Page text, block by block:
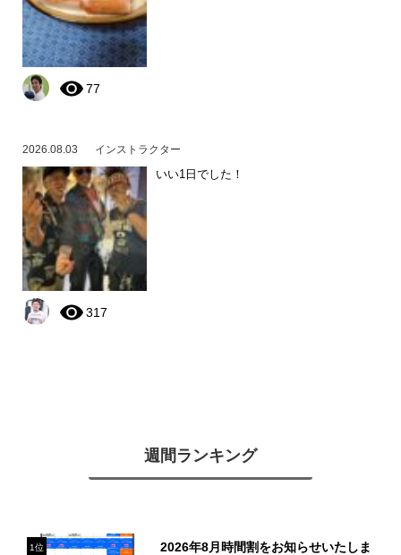
77
2026.08.03 インストラクター
いい1日でした！
317
週間ランキング
1位
2026年8月時間割をお知らせいたしま